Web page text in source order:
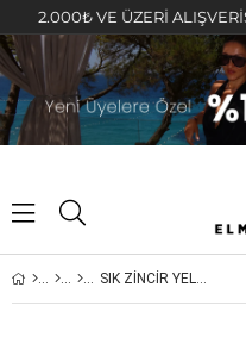
2.000₺ VE ÜZERİ
SIK ZİNCİR YELPAZE TOKA